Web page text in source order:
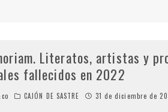
Literatos, artistas y
fallecidos en 2022
CAJÓN DE SASTRE 31 de diciembre de